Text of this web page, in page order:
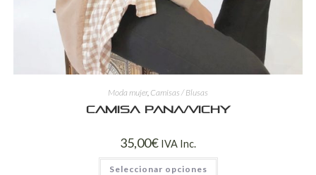
Moda mujer, Camisas / Blusas
Camisa pana/vichy
35,00€ IVA Inc.
Seleccionar opciones